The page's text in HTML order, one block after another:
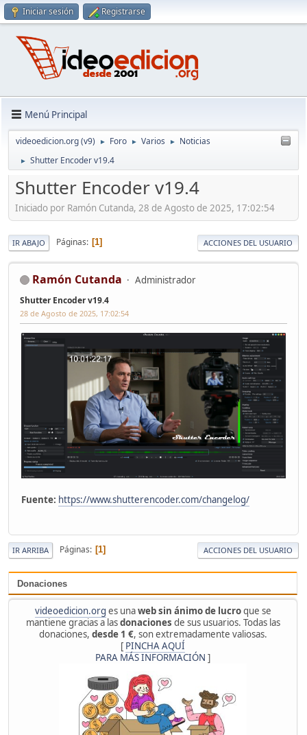
Iniciar sesión Registrarse
Menú Principal
videoedicion.org (v9) ► Foro ► Varios ► Noticias
► Shutter Encoder v19.4
Donaciones
videoedicion.org es unaweb sin ánimo de lucroque se
mantiene gracias a lasdonaciones de sus usuarios. Todas las
donaciones, desde 1 €, son extremadamente valiosas.
[ PINCHA AQUÍ
PARA MÁS INFORMACIÓN ]
Shutter Encoder v19.4
Iniciado por Ramón Cutanda, 28 de Agosto de 2025, 17:02:54
IR ABAJO Páginas 1 ACCIONES DEL USUARIO
Ramón Cutanda Administrador
Shutter Encoder v19.4
28 de Agosto de 2025, 17:02:54
Fuente: https://www.shutterencoder.com/changelog/
IR ARRIBA Páginas 1 ACCIONES DEL USUARIO